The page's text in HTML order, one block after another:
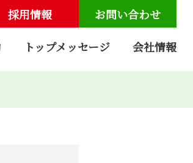
トップメッセージ 会社情報
お問い合わせ
採用情報